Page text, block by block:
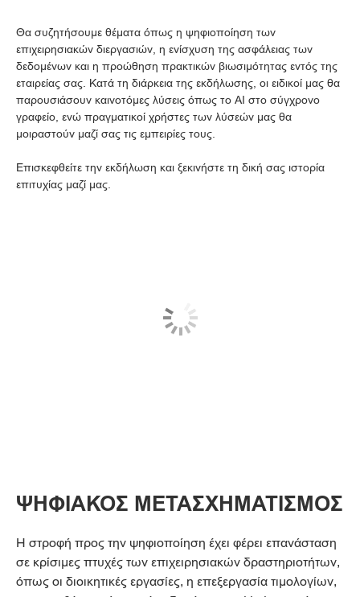
Θα συζητήσουμε θέματα όπως η ψηφιοποίηση των
επιχειρησιακών διεργασιών, η ενίσχυση της ασφάλειας των
δεδομένων και η προώθηση πρακτικών βιωσιμότητας εντός της
εταιρείας σας. Κατά τη διάρκεια της εκδήλωσης, οι ειδικοί μας θα
παρουσιάσουν καινοτόμες λύσεις όπως το AI στο σύγχρονο
γραφείο, ενώ πραγματικοί χρήστες των λύσεών μας θα
μοιραστούν μαζί σας τις εμπειρίες τους.
Επισκεφθείτε την εκδήλωση και ξεκινήστε τη δική σας ιστορία
επιτυχίας μαζί μας.
ΨΗΦΙΑΚΟΣ ΜΕΤΑΣΧΗΜΑΤΙΣΜΟΣ
Η στροφή προς την ψηφιοποίηση έχει φέρει επανάσταση
σε κρίσιμες πτυχές των επιχειρησιακών δραστηριοτήτων,
όπως οι διοικητικές εργασίες, η επεξεργασία τιμολογίων,